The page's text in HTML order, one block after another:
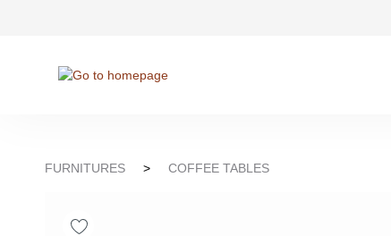
FURNITURES > COFFEE TABLES